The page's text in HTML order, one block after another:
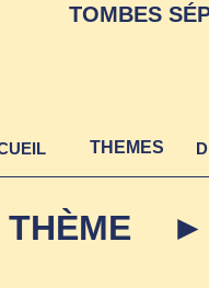
THÈME ►
TOMBES
THEMES